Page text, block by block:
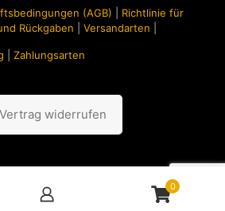
(AGB)
Richtlinie für
Rückgaben
Versandarten
Zahlungsarten
Vertrag widerrufen
0